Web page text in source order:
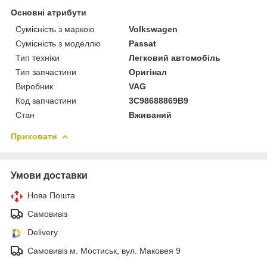
Основні атрибути
Сумісність з маркою
Volkswagen
Сумісність з моделлю
Passat
Тип техніки
Легковий автомобіль
Тип запчастини
Оригінал
Виробник
VAG
Код запчастини
3C98688869B9
Стан
Вживаний
Приховати
Умови доставки
Нова Пошта
Самовивіз
Delivery
Самовивіз м. Мостиськ, вул. Маковея 9